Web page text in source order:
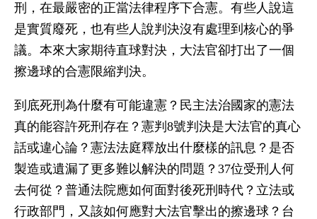
刑，在最嚴密的正當法律程序下合憲。有些人說這
是實質廢死，也有些人說判決沒有處理到核心的爭
議。本來大家期待直球對決，大法官卻打出了一個
擦邊球的合憲限縮判決。
到底死刑為什麼有可能違憲？民主法治國家的憲法
真的能容許死刑存在？憲判8號判決是大法官的真心
話或違心論？憲法法庭釋放出什麼樣的訊息？是否
製造或遺漏了更多難以解決的問題？37位受刑人何
去何從？普通法院應如何面對後死刑時代？立法或
行政部門，又該如何應對大法官擊出的擦邊球？台